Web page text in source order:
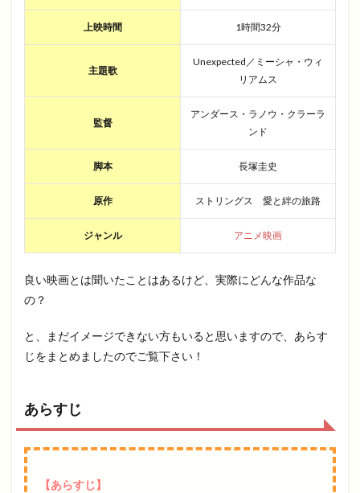
上映時間 1時間32分
主題歌
Unexpected／ミーシャ・ウィ
リアムス
監督
アンダース・ラノウ・クラーラ
ンド
脚本 長塚圭史
原作 ストリングス 愛と絆の旅路
ジャンル アニメ映画
良い映画とは聞いたことはあるけど、実際にどんな作品な
の？
と、まだイメージできない方もいると思いますので、あらす
じをまとめましたのでご覧下さい！
あらすじ
【あらすじ】